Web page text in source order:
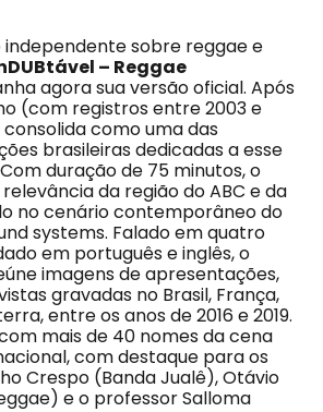
sobre reggae e
– Reggae
agora sua versão oficial. Após
(com registros entre 2003 e
como uma das
brasileiras dedicadas a esse
duração de 75 minutos, o
da região do ABC e da
no cenário contemporâneo do
systems. Falado em quatro
em português e inglês, o
imagens de apresentações,
gravadas no Brasil, França,
entre os anos de 2016 e 2019.
mais de 40 nomes da cena
com destaque para os
Crespo (Banda Jualê), Otávio
e o professor Salloma